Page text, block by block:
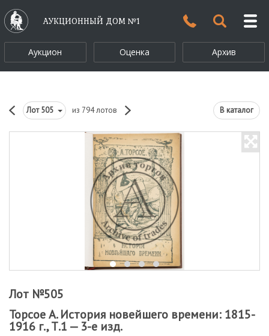
АУКЦИОННЫЙ ДОМ №1
Аукцион Оценка Архив
Лот505 из 794 лотов В каталог
Лот №505
Торсое А. История новейшего времени: 1815-
1916 г., Т.1 — 3-е изд.